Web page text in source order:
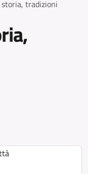
storia, tradizioni